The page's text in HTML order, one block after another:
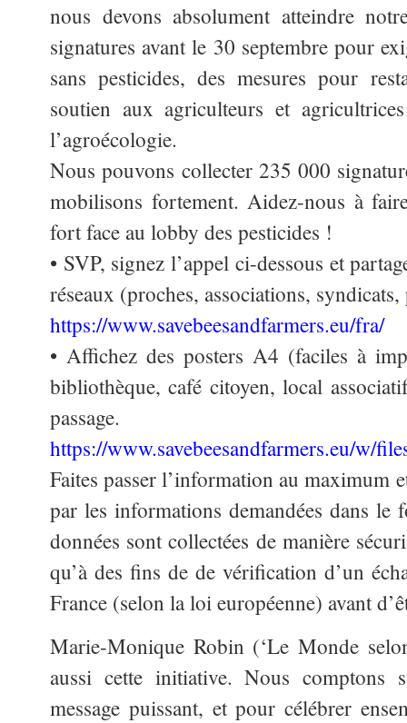
nous devons absolument atteindre
signatures avant le 30 septembre pour
sans pesticides, des mesures pour
soutien aux agriculteurs et
l’agroécologie.
Nous pouvons collecter 235 000
mobilisons fortement. Aidez-nous à
fort face au lobby des pesticides !
• SVP, signez l’appel ci-dessous et
réseaux (proches, associations,
https://www.savebeesandfarmers.eu/fra/
• Affichez des posters A4 (faciles à
bibliothèque, café citoyen, local
passage.
https://www.savebeesandfarmers.eu/w/
Faites passer l’information au maximum
par les informations demandées dans le
données sont collectées de manière
qu’à des fins de de vérification d’un
France (selon la loi européenne) avant
Marie-Monique Robin (‘Le Monde
aussi cette initiative. Nous comptons
message puissant, et pour célébrer